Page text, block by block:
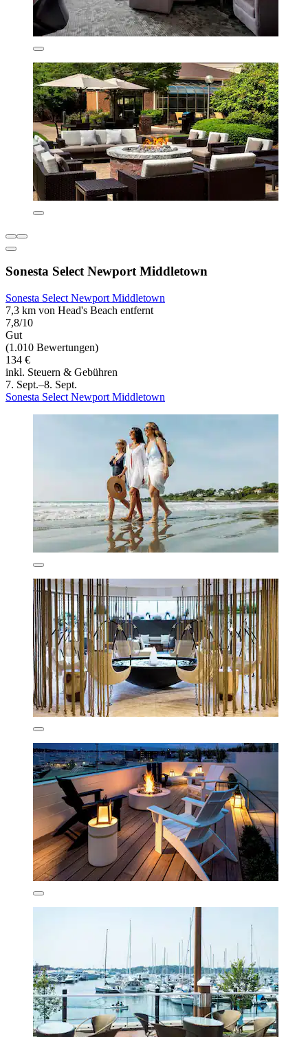
Sonesta Select Newport Middletown
Sonesta Select Newport Middletown
7,3 km von Head's Beach entfernt
7,8/10
Gut
(1.010 Bewertungen)
134 €
inkl. Steuern & Gebühren
7. Sept.–8. Sept.
Sonesta Select Newport Middletown